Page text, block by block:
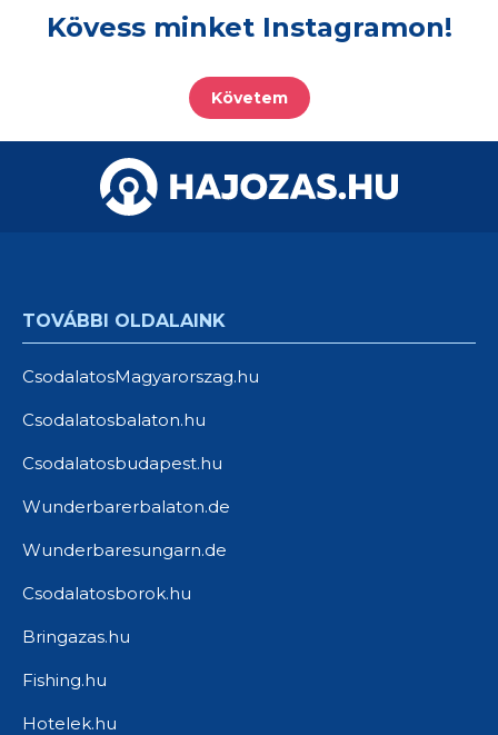
Kövess minket Instagramon!
Követem
TOVÁBBI OLDALAINK
CsodalatosMagyarorszag.hu
Csodalatosbalaton.hu
Csodalatosbudapest.hu
Wunderbarerbalaton.de
Wunderbaresungarn.de
Csodalatosborok.hu
Bringazas.hu
Fishing.hu
Hotelek.hu